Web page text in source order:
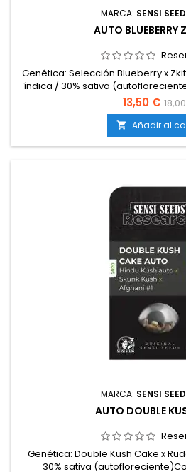
MARCA: SENSI
AUTO BLUEBERRY
Genética: Selección Blueberry x
índica / 30% sativa
20%Tiempo de cultivo: 10-11
germinaciónProducción en
g/m²Producción en exterior: 100-
cm en interior; hasta 140 cm
sabores:
13,50 €
 Añadir al
MARCA: SENSI
AUTO DOUBLE
Genética: Double Kush Cake x
30% sativa